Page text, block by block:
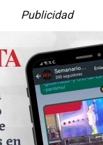
Publicidad